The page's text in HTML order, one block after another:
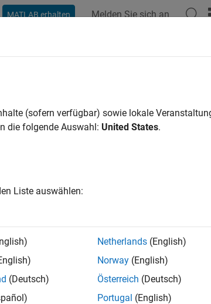
MATLAB erhalten Melden Sie sich an
(sofern verfügbar) sowie lokale
die folgende Auswahl: United States.
Liste auswählen:
(Deutsch)
Netherlands (English)
Norway (English)
Österreich (Deutsch)
Portugal (English)